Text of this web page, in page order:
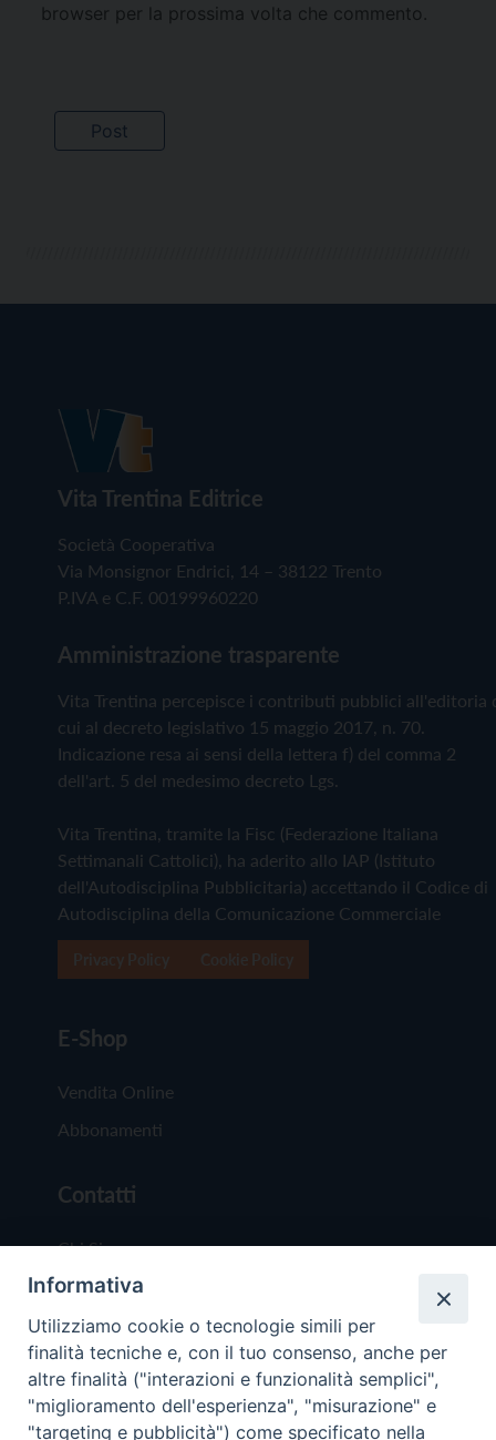
browser per la prossima volta che commento.
Vita Trentina Editrice
Società Cooperativa
Via Monsignor Endrici, 14 – 38122 Trento
P.IVA e C.F. 00199960220
Amministrazione trasparente
Vita Trentina percepisce i contributi pubblici all'editoria
cui al decreto legislativo 15 maggio 2017, n. 70.
Indicazione resa ai sensi della lettera f) del comma 2
dell'art. 5 del medesimo decreto Lgs.
Vita Trentina, tramite la Fisc (Federazione Italiana
Settimanali Cattolici), ha aderito allo IAP (Istituto
dell'Autodisciplina Pubblicitaria) accettando il Codice di
Autodisciplina della Comunicazione Commerciale
E-Shop
Vendita Online
Abbonamenti
Contatti
Chi Siamo
Redazione
Scrivici
Informativa
Utilizziamo cookie o tecnologie simili per
finalità tecniche e, con il tuo consenso, anche per
altre finalità ("interazioni e funzionalità semplici",
"miglioramento dell'esperienza", "misurazione" e
"targeting e pubblicità") come specificato nella